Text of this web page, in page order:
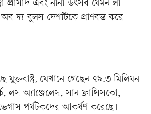
প্রাসাদ এবং নানা উৎসব যেমন লা
অব দ্য বুলস দেশটিকে প্রাণবন্ত করে
যুক্তরাষ্ট্র, যেখানে গেছেন ৭৯.৩ মিলিয়ন
লস অ্যাঞ্জেলেস, সান ফ্রান্সিসকো,
পর্যটকদের আকর্ষণ করেছে।